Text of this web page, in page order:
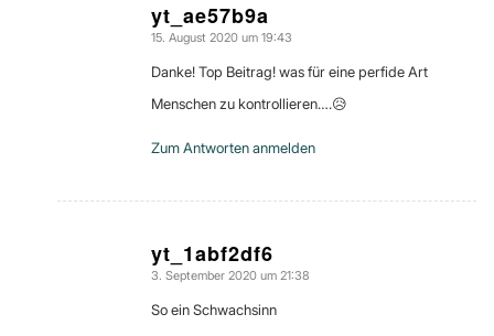
yt_ae57b9a
sagte:
15. August 2020 um 19:43
Danke! Top Beitrag! was für eine perfide Art
Menschen zu kontrollieren….😥
Zum Antworten anmelden
yt_1abf2df6
sagte:
3. September 2020 um 21:38
So ein Schwachsinn